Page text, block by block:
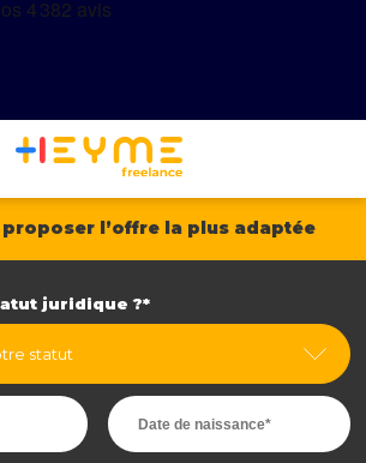
Faisons
l’offre la plus adaptée
juridique ?*